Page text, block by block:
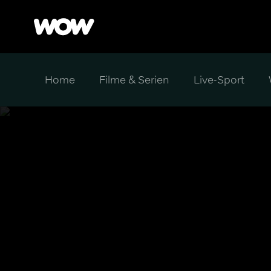
Home Filme & Serien Live-Sport